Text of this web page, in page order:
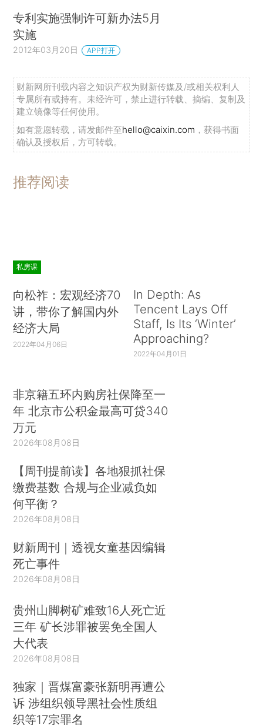
专利实施强制许可新办法5月
实施
2012年03月20日 APP打开
财新网所刊载内容之知识产权为财新传媒及/或相关权利人
专属所有或持有。未经许可，禁止进行转载、摘编、复制及
建立镜像等任何使用。
如有意愿转载，请发邮件至hello@caixin.com ，获得书面
确认及授权后，方可转载。
推荐阅读
私房课
向松祚：宏观经济70
讲，带你了解国内外
经济大局
2022年04月06日
In Depth: As
Tencent Lays Off
Staff, Is Its ‘Winter’
Approaching?
2022年04月01日
非京籍五环内购房社保降至一
年 北京市公积金最高可贷340
万元
2026年08月08日
【周刊提前读】各地狠抓社保
缴费基数 合规与企业减负如
何平衡？
2026年08月08日
财新周刊｜透视女童基因编辑
死亡事件
2026年08月08日
贵州山脚树矿难致16人死亡近
三年 矿长涉罪被罢免全国人
大代表
2026年08月08日
独家｜晋煤富豪张新明再遭公
诉 涉组织领导黑社会性质组
织等17宗罪名